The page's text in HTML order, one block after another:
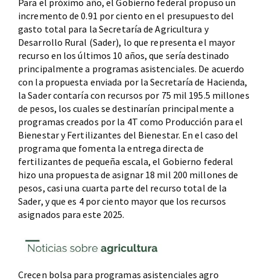
Para el próximo año, el Gobierno federal propuso un
incremento de 0.91 por ciento en el presupuesto del
gasto total para la Secretaría de Agricultura y
Desarrollo Rural (Sader), lo que representa el mayor
recurso en los últimos 10 años, que sería destinado
principalmente a programas asistenciales. De acuerdo
con la propuesta enviada por la Secretaría de Hacienda,
la Sader contaría con recursos por 75 mil 195.5 millones
de pesos, los cuales se destinarían principalmente a
programas creados por la 4T como Producción para el
Bienestar y Fertilizantes del Bienestar. En el caso del
programa que fomenta la entrega directa de
fertilizantes de pequeña escala, el Gobierno federal
hizo una propuesta de asignar 18 mil 200 millones de
pesos, casi una cuarta parte del recurso total de la
Sader, y que es 4 por ciento mayor que los recursos
asignados para este 2025.
Crecen bolsa para programas asistenciales agro